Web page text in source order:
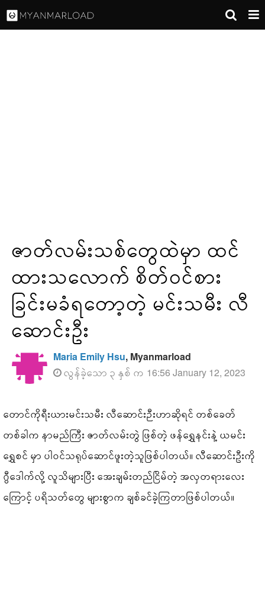
ဇာတ်လမ်းသစ်တွေထဲမှာ ထင်
ထားသလောက် စိတ်ဝင်စား
ခြင်းမခံရတော့တဲ့ မင်းသမီး လီ
ဆောင်းဦး
Maria Emily Hsu, Myanmarload
လွန်ခဲ့သော ၃ နှစ် က 16:56 January 12, 2023
တောင်ကိုရီးယားမင်းသမီး လီဆောင်းဉီးဟာဆိုရင် တစ်ခေတ်
တစ်ခါက နာမည်ကြီး ဇာတ်လမ်းတွဲ ဖြစ်တဲ့ ဖန်ရွှေနင်းနဲ့ ယမင်း
ရွှေစင် မှာ ပါဝင်သရုပ်ဆောင်ဖူးတဲ့သူဖြစ်ပါတယ်။ လီဆောင်းဦးကို
ဂွီဒေါက်လို့ လူသိများပြီး အေးချမ်းတည်ငြိမ်တဲ့ အလှတရားလေး
ကြောင့် ပရိသတ်တွေ များစွာက ချစ်ခင်ခဲ့ကြတာဖြစ်ပါတယ်။